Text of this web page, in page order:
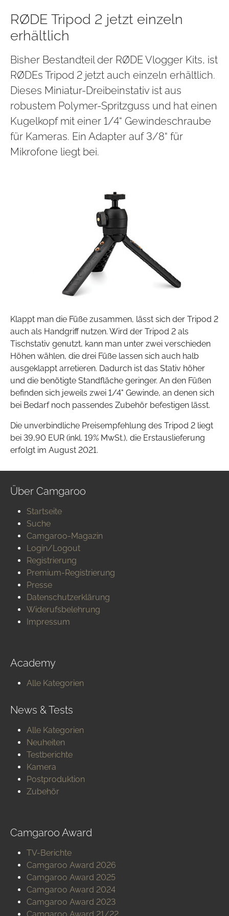
RØDE Tripod 2 jetzt einzeln
erhältlich
Bisher Bestandteil der RØDE Vlogger Kits, ist
RØDEs Tripod 2 jetzt auch einzeln erhältlich.
Dieses Miniatur-Dreibeinstativ ist aus
robustem Polymer-Spritzguss und hat einen
Kugelkopf mit einer 1/4“ Gewindeschraube
für Kameras. Ein Adapter auf 3/8“ für
Mikrofone liegt bei.
Klappt man die Füße zusammen, lässt sich der Tripod 2
auch als Handgriff nutzen. Wird der Tripod 2 als
Tischstativ genutzt, kann man unter zwei verschieden
Höhen wählen, die drei Füße lassen sich auch halb
ausgeklappt arretieren. Dadurch ist das Stativ höher
und die benötigte Standfläche geringer. An den Füßen
befinden sich jeweils zwei 1/4" Gewinde, an denen sich
bei Bedarf noch passendes Zubehör befestigen lässt.
Die unverbindliche Preisempfehlung des Tripod 2 liegt
bei 39,90 EUR (inkl. 19% MwSt.), die Erstauslieferung
erfolgt im August 2021.
Über Camgaroo
Startseite
Suche
Camgaroo-Magazin
Login/Logout
Registrierung
Premium-Registrierung
Presse
Datenschutzerklärung
Widerufsbelehrung
Impressum
Academy
Alle Kategorien
News & Tests
Alle Kategorien
Neuheiten
Testberichte
Kamera
Postproduktion
Zubehör
Camgaroo Award
TV-Berichte
Camgaroo Award 2026
Camgaroo Award 2025
Camgaroo Award 2024
Camgaroo Award 2023